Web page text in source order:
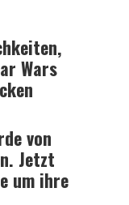
Wars
von
Jetzt
um ihre